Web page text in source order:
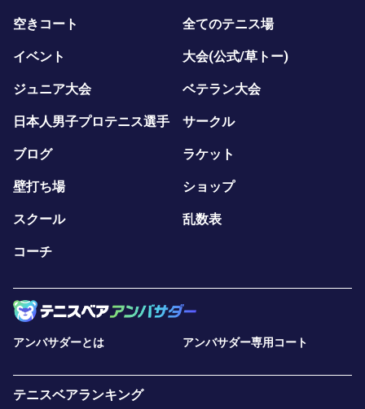
空きコート 全てのテニス場
イベント 大会(公式/草トー)
ジュニア大会 ベテラン大会
日本人男子プロテニス選手 サークル
ブログ ラケット
壁打ち場 ショップ
スクール 乱数表
コーチ
アンバサダーとは アンバサダー専用コート
テニスベアランキング